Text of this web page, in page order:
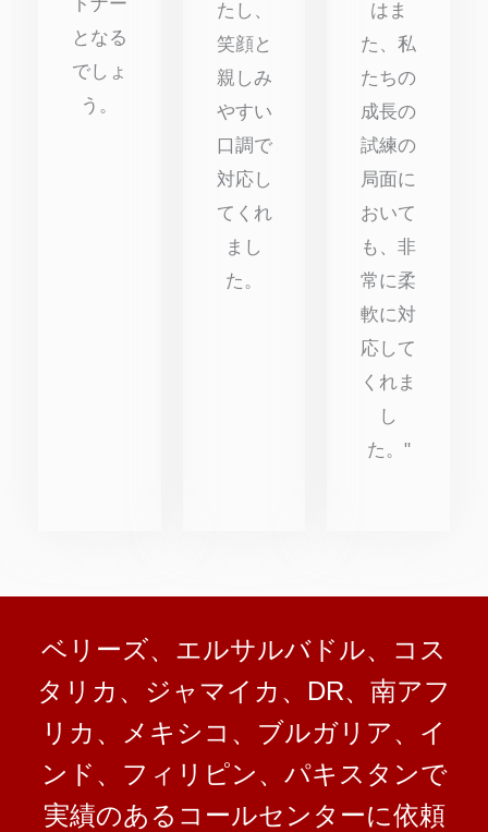
となる
でしょ
う。
たし、
笑顔と
親しみ
やすい
口調で
対応し
てくれ
まし
た。
はま
た、私
たちの
成長の
試練の
局面に
おいて
も、非
常に柔
軟に対
応して
くれま
し
た。"
ベリーズ、エルサルバドル、コス
タリカ、ジャマイカ、DR、南アフ
リカ、メキシコ、ブルガリア、イ
ンド、フィリピン、パキスタンで
実績のあるコールセンターに依頼